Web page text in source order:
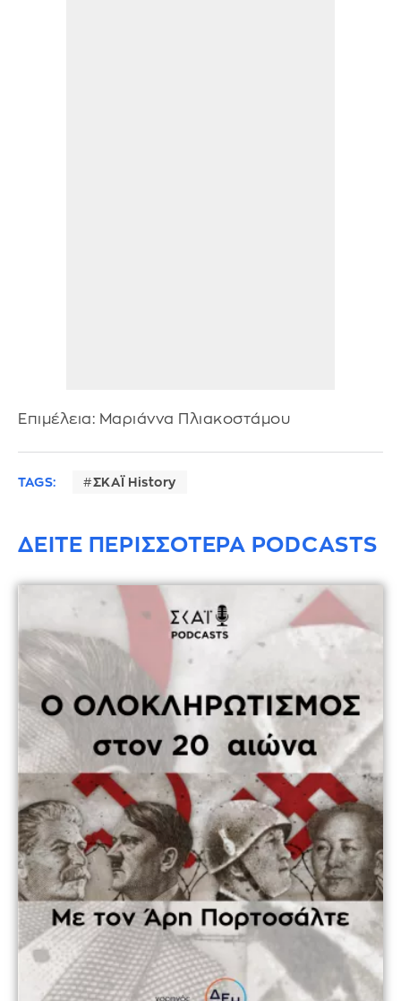
Επιμέλεια: Μαριάννα Πλιακοστάμου
TAGS: ΣΚΑΪ History
ΔΕΙΤΕ ΠΕΡΙΣΣΟΤΕΡΑ PODCASTS